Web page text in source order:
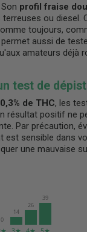
profil fraise
ou diesel.
toujours,
aussi de
amateurs déjà
test de
de THC, les
résultat positif ne
Par précaution,
est sensible dans
une mauvaise
0
14
26
39